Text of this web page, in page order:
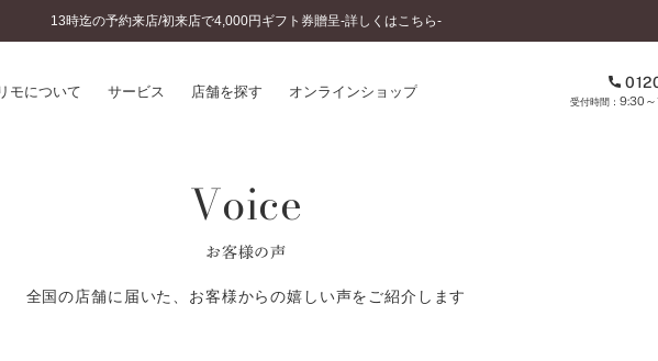
13時迄の予約来店/初来店で4,000円ギフト券贈呈-詳しくはこちら-
モについて サービス 店舗を探す オンラインショップ
のこだわり
婚約指輪とは
結婚指輪とは
セットリングとは
Voice
お客様の声
全国の店舗に届いた、お客様からの嬉しい声をご紹介します